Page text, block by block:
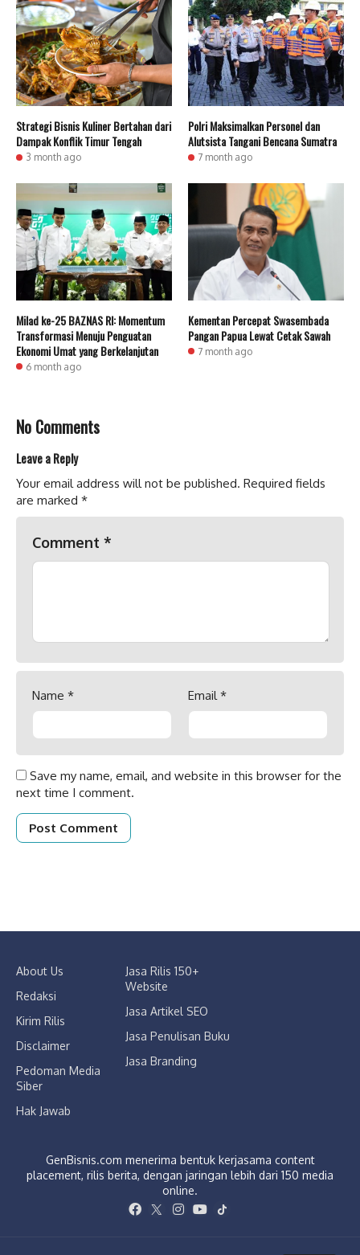
Strategi Bisnis Kuliner Bertahan dari
Dampak Konflik Timur Tengah
3 month ago
Polri Maksimalkan Personel dan
Alutsista Tangani Bencana Sumatra
7 month ago
Milad ke-25 BAZNAS RI: Momentum
Transformasi Menuju Penguatan
Ekonomi Umat yang Berkelanjutan
6 month ago
Kementan Percepat Swasembada
Pangan Papua Lewat Cetak Sawah
7 month ago
No Comments
Leave a Reply
Your email address will not be published. Required fields
are marked *
Comment *
Name * Email *
Save my name, email, and website in this browser for the
next time I comment.
About Us
Redaksi
Kirim Rilis
Disclaimer
Pedoman Media
Siber
Hak Jawab
Jasa Rilis 150+
Website
Jasa Artikel SEO
Jasa Penulisan Buku
Jasa Branding
GenBisnis.com menerima bentuk kerjasama content
placement, rilis berita, dengan jaringan lebih dari 150 media
online.